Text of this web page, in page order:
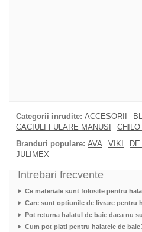
Categorii inrudite: ACCESORII
CACIULI FULARE MANUSI
Branduri populare: AVA VIKI
JULIMEX
Intrebari frecvente
Ce materiale sunt folosite pentru
Care sunt optiunile de livrare pentru
Pot returna halatul de baie daca nu
Cum pot plati pentru halatele de